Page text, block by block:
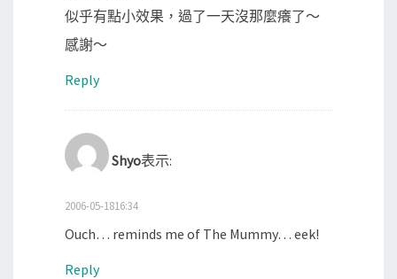
似乎有點小效果，過了一天沒那麼癢了～
感謝～
Reply
Shyo表示:
2006-05-1816:34
Ouch… reminds me of The Mummy… eek!
Reply